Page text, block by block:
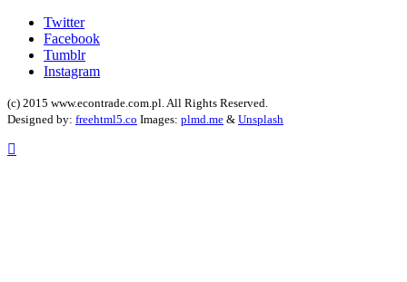
Twitter
Facebook
Tumblr
Instagram
(c) 2015 www.econtrade.com.pl. All Rights Reserved.
Designed by: freehtml5.co Images: plmd.me & Unsplash